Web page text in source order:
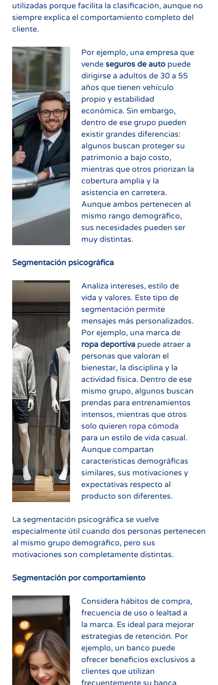
utilizadas porque facilita la clasificación, aunque no
siempre explica el comportamiento completo del
cliente.
Por ejemplo, una empresa que
vende seguros de autopuede
dirigirse a adultos de 30 a 55
años que tienen vehículo
propio y estabilidad
económica. Sin embargo,
dentro de ese grupo pueden
existir grandes diferencias:
algunos buscan proteger su
patrimonio a bajo costo,
mientras que otros priorizan la
cobertura amplia y la
asistencia en carretera.
Aunque ambos pertenecen al
mismo rango demográfico,
sus necesidades pueden ser
muy distintas.
Segmentación psicográfica
Analiza intereses, estilo de
vida y valores. Este tipo de
segmentación permite
mensajes más personalizados.
Por ejemplo, una marca de
ropa deportivapuede atraer a
personas que valoran el
bienestar, la disciplina y la
actividad física. Dentro de ese
mismo grupo, algunos buscan
prendas para entrenamientos
intensos, mientras que otros
solo quieren ropa cómoda
para un estilo de vida casual.
Aunque compartan
características demográficas
similares, sus motivaciones y
expectativas respecto al
producto son diferentes.
La segmentación psicográfica se vuelve
especialmente útil cuando dos personas pertenecen
al mismo grupo demográfico, pero sus
motivaciones son completamente distintas.
Segmentación por comportamiento
Considera hábitos de compra,
frecuencia de uso o lealtad a
la marca. Es ideal para mejorar
estrategias de retención. Por
ejemplo, un banco puede
ofrecer beneficios exclusivos a
clientes que utilizan
frecuentemente su banca